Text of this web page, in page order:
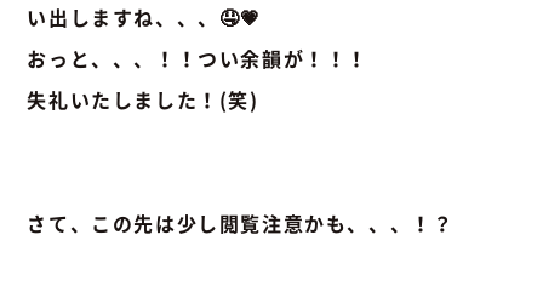
い出しますね、、、🤤💗
おっと、、、！！つい余韻が！！！
失礼いたしました！(笑)
さて、この先は少し閲覧注意かも、、、！？